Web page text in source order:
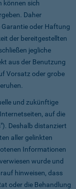
können sich
Daher
Garantie oder Haftung
der bereitgestellten
jegliche
aus der Benutzung
Vorsatz oder grobe
und zukünftige
auf die
Deshalb distanziert
aller gelinkten
Informationen
wurde und
hinweisen, dass
oder die Behandlung